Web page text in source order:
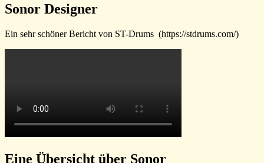
Sonor Designer
Ein sehr schöner Bericht von ST-Drums (https://stdrums.com/)
Eine Übersicht über Sonor